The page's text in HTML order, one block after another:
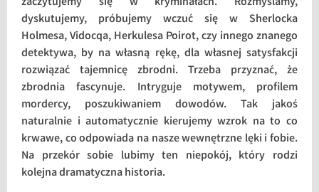
dyskutujemy, próbujemy wczuć się w Sherlocka
Holmesa, Vidocqa, Herkulesa Poirot, czy innego znanego
detektywa, by na własną rękę, dla własnej satysfakcji
rozwiązać tajemnicę zbrodni. Trzeba przyznać, że
zbrodnia fascynuje. Intryguje motywem, profilem
mordercy, poszukiwaniem dowodów. Tak jakoś
naturalnie i automatycznie kierujemy wzrok na to co
krwawe, co odpowiada na nasze wewnętrzne lęki i fobie.
Na przekór sobie lubimy ten niepokój, który rodzi
kolejna dramatyczna historia.